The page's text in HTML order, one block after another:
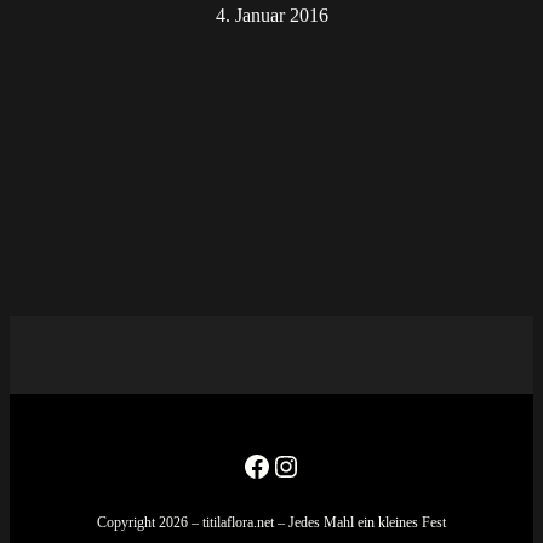
4. Januar 2016
Facebook
Instagram
Copyright 2026 – titilaflora.net – Jedes Mahl ein kleines Fest